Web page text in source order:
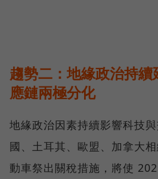
趨勢二：地緣政治持
應鏈兩極分化
地緣政治因素持續影響科技
國、土耳其、歐盟、加拿大
動車祭出關稅措施，將使